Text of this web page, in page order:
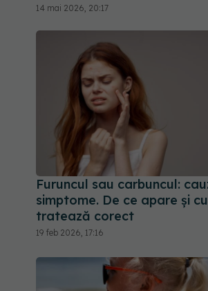
14 mai 2026, 20:17
Furuncul sau carbuncul:
simptome. De ce apare și
tratează corect
19 feb 2026, 17:16